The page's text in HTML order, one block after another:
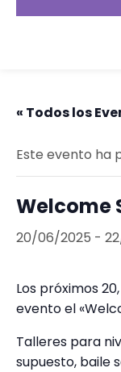
Chachachá,
broadway,
pole dance.
Clases
y online.
eventos,
viajes, una
experiencia
social
« Todos los
Este evento ha
Welcome
20/06/2025 -
Los próximos
evento el
Talleres para
supuesto, baile